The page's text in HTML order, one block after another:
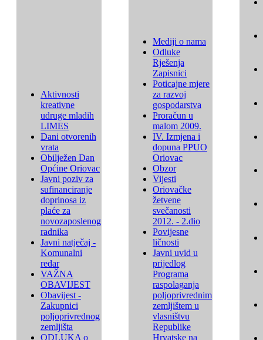
Aktivnosti
kreativne
udruge mladih
LIMES
Dani otvorenih
vrata
Obilježen Dan
Općine Oriovac
Javni poziv za
sufinanciranje
doprinosa iz
plaće za
novozaposlenog
radnika
Javni natječaj -
Komunalni
redar
VAŽNA
OBAVIJEST
Obavijest -
Zakupnici
poljoprivrednog
zemljišta
ODLUKA o
Mediji o nama
Odluke
Rješenja
Zapisnici
Poticajne mjere
za razvoj
gospodarstva
Proračun u
malom 2009.
IV. Izmjena i
dopuna PPUO
Oriovac
Obzor
Vijesti
Oriovačke
žetvene
svečanosti
2012. - 2.dio
Povijesne
ličnosti
Javni uvid u
prijedlog
Programa
raspolaganja
poljoprivrednim
zemljištem u
vlasništvu
Republike
Hrvatske na